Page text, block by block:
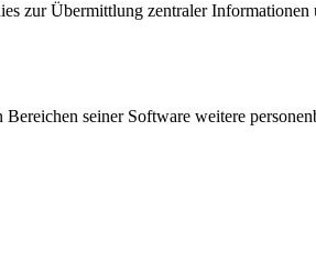
zur Übermittlung zentraler
seiner Software weitere